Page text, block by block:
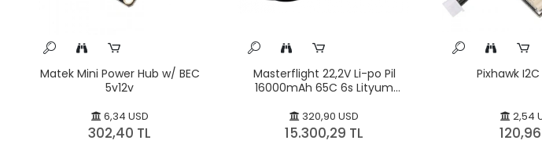
Matek Mini Power Hub w/ BEC
5v12v
6,34 USD
302,40 TL
Masterflight 22,2V Li-po Pil
16000mAh 65C 6s Lityum
320,90 USD
15.300,29 TL
Pixhawk
2,54